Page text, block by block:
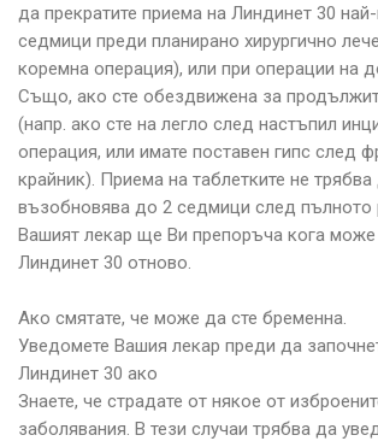
да прекратите приема на Линдинет 30
седмици преди планирано хирургично
коремна операция), или при операции на
Също, ако сте обездвижена за
(напр. ако сте на легло след настъпил
операция, или имате поставен гипс след
крайник). Приема на таблетките не трябва
възобновява до 2 седмици след пълното
Вашият лекар ще Ви препоръча кога може
Линдинет 30 отново.
Ако смятате, че може да сте бременна.
Уведомете Вашия лекар преди да
Линдинет 30 ако
Знаете, че страдате от някое от
заболявания. В тези случаи трябва да